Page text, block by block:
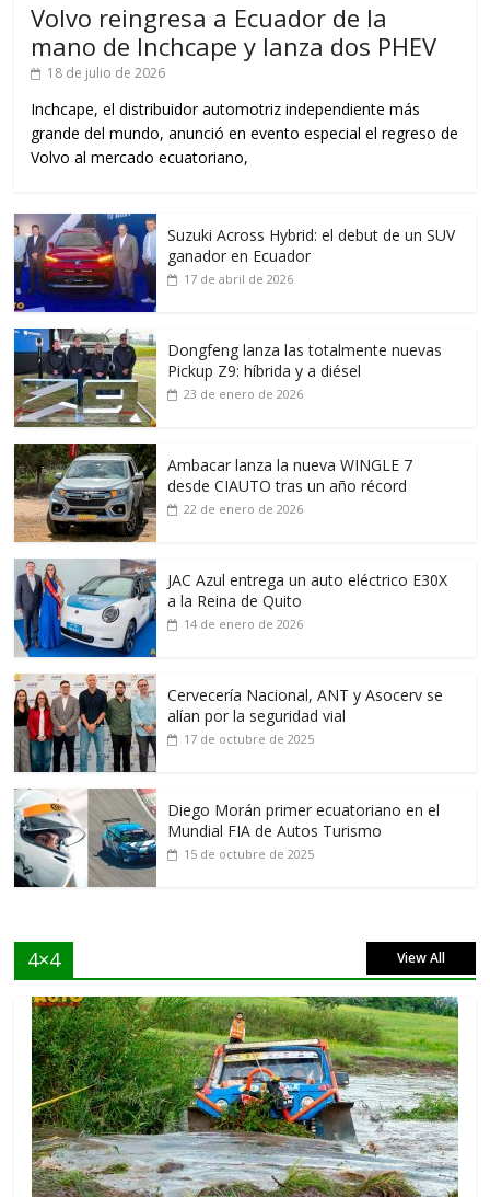
Volvo reingresa a Ecuador de la
mano de Inchcape y lanza dos PHEV
18 de julio de 2026
Inchcape, el distribuidor automotriz independiente más
grande del mundo, anunció en evento especial el regreso de
Volvo al mercado ecuatoriano,
Suzuki Across Hybrid: el debut de un SUV
ganador en Ecuador
17 de abril de 2026
Dongfeng lanza las totalmente nuevas
Pickup Z9: híbrida y a diésel
23 de enero de 2026
Ambacar lanza la nueva WINGLE 7
desde CIAUTO tras un año récord
22 de enero de 2026
JAC Azul entrega un auto eléctrico E30X
a la Reina de Quito
14 de enero de 2026
Cervecería Nacional, ANT y Asocerv se
alían por la seguridad vial
17 de octubre de 2025
Diego Morán primer ecuatoriano en el
Mundial FIA de Autos Turismo
15 de octubre de 2025
4×4 View All